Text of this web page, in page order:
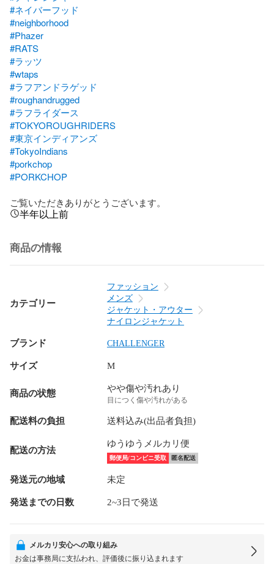
#ネイバーフッド
#neighborhood
#Phazer
#RATS
#ラッツ
#wtaps
#ラフアンドラゲッド
#roughandrugged
#ラフライダース
#TOKYOROUGHRIDERS
#東京インディアンズ
#TokyoIndians
#porkchop
#PORKCHOP
ご覧いただきありがとうございます。
半年以上前
商品の情報
カテゴリー
ファッション
メンズ
ジャケット・アウター
ナイロンジャケット
ブランド CHALLENGER
サイズ M
商品の状態 やや傷や汚れあり
目につく傷や汚れがある
配送料の負担 送料込み(出品者負担)
配送の方法
ゆうゆうメルカリ便
郵便局/コンビニ受取 匿名配送
発送元の地域 未定
発送までの日数 2~3日で発送
メルカリ安心への取り組み
お金は事務局に支払われ、評価後に振り込まれます